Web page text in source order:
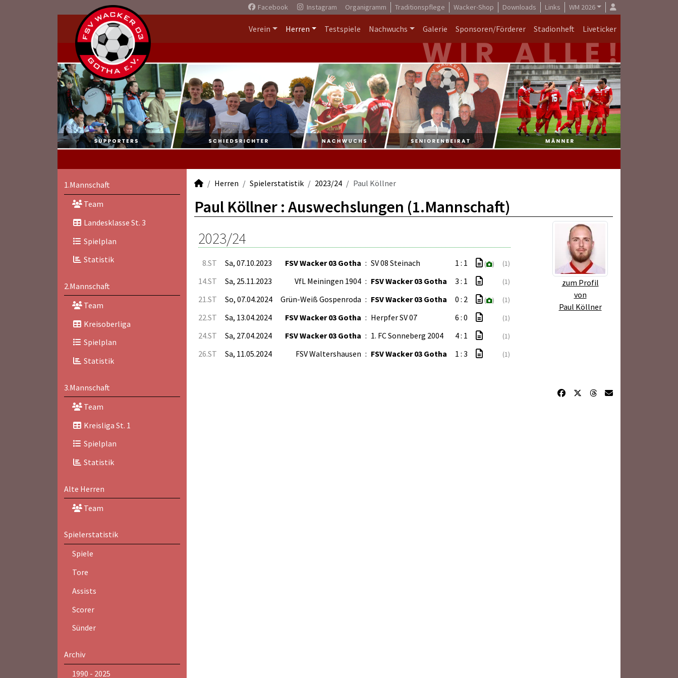
Facebook Instagram Organigramm Traditionspflege Wacker-Shop Downloads Links WM 2026
Verein Herren Testspiele Nachwuchs Galerie Sponsoren/Förderer Stadionheft Liveticker
1.Mannschaft
Team
Landesklasse St. 3
Spielplan
Statistik
2.Mannschaft
Team
Kreisoberliga
Spielplan
Statistik
3.Mannschaft
Team
Kreisliga St. 1
Spielplan
Statistik
Alte Herren
Team
Spielerstatistik
Spiele
Tore
Assists
Scorer
Sünder
Archiv
1990 - 2025
Herren Spielerstatistik 2023/24 Paul Köllner
Paul Köllner : Auswechslungen (1.Mannschaft)
zum Profil
von
Paul Köllner
2023/24
8.ST Sa, 07.10.2023 FSV Wacker 03 Gotha : SV 08 Steinach 1 : 1 ( ) (1)
14.ST Sa, 25.11.2023 VfL Meiningen 1904 : FSV Wacker 03 Gotha 3 : 1 (1)
21.ST So, 07.04.2024 Grün-Weiß Gospenroda : FSV Wacker 03 Gotha 0 : 2 ( ) (1)
22.ST Sa, 13.04.2024 FSV Wacker 03 Gotha : Herpfer SV 07 6 : 0 (1)
24.ST Sa, 27.04.2024 FSV Wacker 03 Gotha : 1. FC Sonneberg 2004 4 : 1 (1)
26.ST Sa, 11.05.2024 FSV Waltershausen : FSV Wacker 03 Gotha 1 : 3 (1)